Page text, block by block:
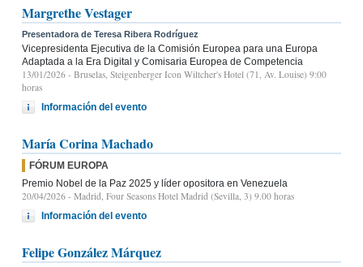
Margrethe Vestager
Presentadora de Teresa Ribera Rodríguez
Vicepresidenta Ejecutiva de la Comisión Europea para una Europa
Adaptada a la Era Digital y Comisaria Europea de Competencia
13/01/2026 - Bruselas, Steigenberger Icon Wiltcher's Hotel (71, Av. Louise) 9:00
horas
Información del evento
María Corina Machado
FÓRUM EUROPA
Premio Nobel de la Paz 2025 y líder opositora en Venezuela
20/04/2026 - Madrid, Four Seasons Hotel Madrid (Sevilla, 3) 9.00 horas
Información del evento
Felipe González Márquez